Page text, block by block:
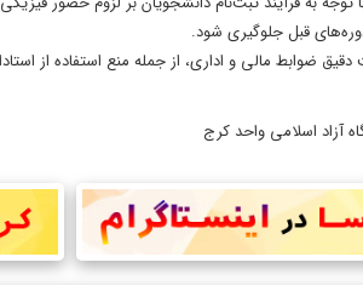
قبل جلوگیری شود.
دقیق ضوابط مالی و اداری، از جمله منع استفاده از
آزاد اسلامی واحد کرج